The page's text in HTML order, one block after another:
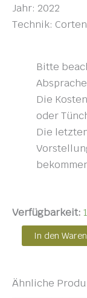
Jahr: 2022
Technik:
Bitte
Die
oder
Die
Verfügbarkeit:
In den
Ähnliche